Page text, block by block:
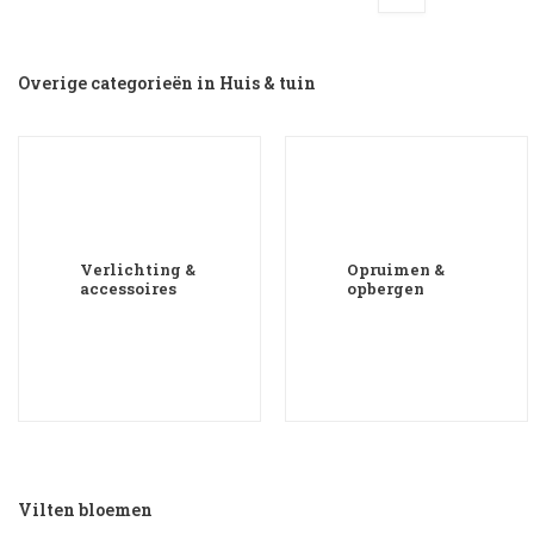
Overige categorieën in Huis & tuin
Verlichting &
accessoires
Opruimen &
opbergen
Vilten bloemen